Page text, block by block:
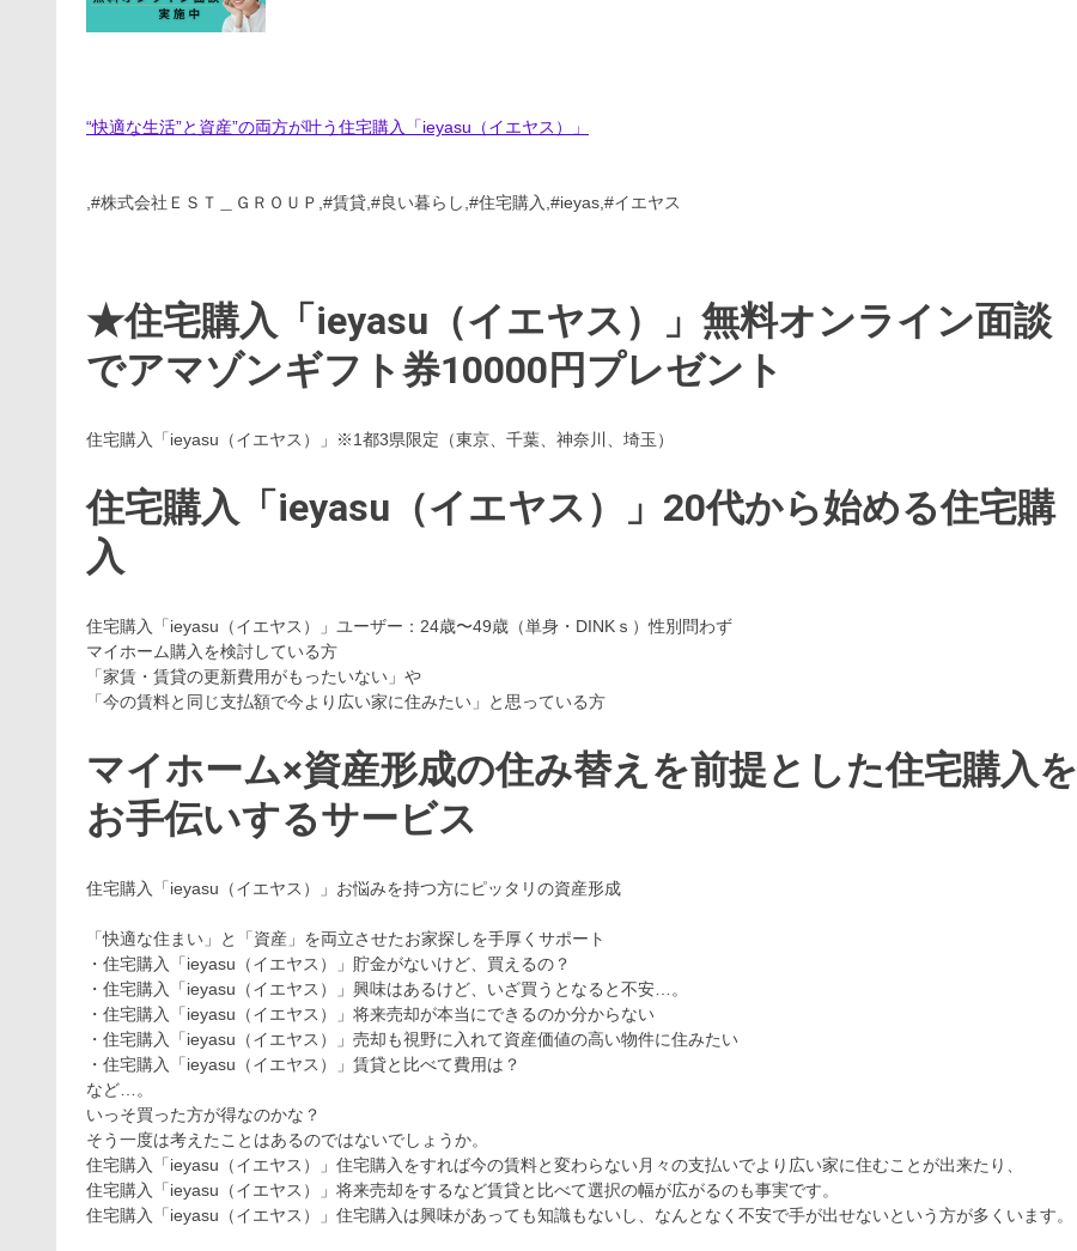
“快適な生活”と資産”の両方が叶う住宅購入「ieyasu（イエヤス）」
,#株式会社ＥＳＴ＿ＧＲＯＵＰ,#賃貸,#良い暮らし,#住宅購入,#ieyas,#イエヤス
★住宅購入「ieyasu（イエヤス）」無料オンライン面談
でアマゾンギフト券10000円プレゼント
住宅購入「ieyasu（イエヤス）」※1都3県限定（東京、千葉、神奈川、埼玉）
住宅購入「ieyasu（イエヤス）」20代から始める住宅購
入
住宅購入「ieyasu（イエヤス）」ユーザー：24歳〜49歳（単身・DINKｓ）性別問わず
マイホーム購入を検討している方
「家賃・賃貸の更新費用がもったいない」や
「今の賃料と同じ支払額で今より広い家に住みたい」と思っている方
マイホーム×資産形成の住み替えを前提とした住宅購入を
お手伝いするサービス
住宅購入「ieyasu（イエヤス）」お悩みを持つ方にピッタリの資産形成
「快適な住まい」と「資産」を両立させたお家探しを手厚くサポート
・住宅購入「ieyasu（イエヤス）」貯金がないけど、買えるの？
・住宅購入「ieyasu（イエヤス）」興味はあるけど、いざ買うとなると不安…。
・住宅購入「ieyasu（イエヤス）」将来売却が本当にできるのか分からない
・住宅購入「ieyasu（イエヤス）」売却も視野に入れて資産価値の高い物件に住みたい
・住宅購入「ieyasu（イエヤス）」賃貸と比べて費用は？
など…。
いっそ買った方が得なのかな？
そう一度は考えたことはあるのではないでしょうか。
住宅購入「ieyasu（イエヤス）」住宅購入をすれば今の賃料と変わらない月々の支払いでより広い家に住むことが出来たり、
住宅購入「ieyasu（イエヤス）」将来売却をするなど賃貸と比べて選択の幅が広がるのも事実です。
住宅購入「ieyasu（イエヤス）」住宅購入は興味があっても知識もないし、なんとなく不安で手が出せないという方が多くいます。